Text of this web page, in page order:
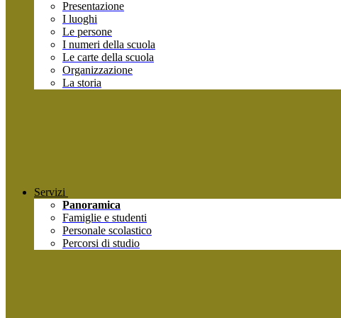
Presentazione
I luoghi
Le persone
I numeri della scuola
Le carte della scuola
Organizzazione
La storia
Servizi
Panoramica
Famiglie e studenti
Personale scolastico
Percorsi di studio